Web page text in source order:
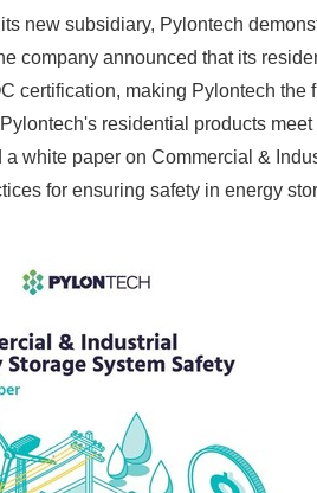
its new subsidiary, Pylontech
company announced that its
certification, making Pylontech
residential products
a white paper on Commercial &
for ensuring safety in energy